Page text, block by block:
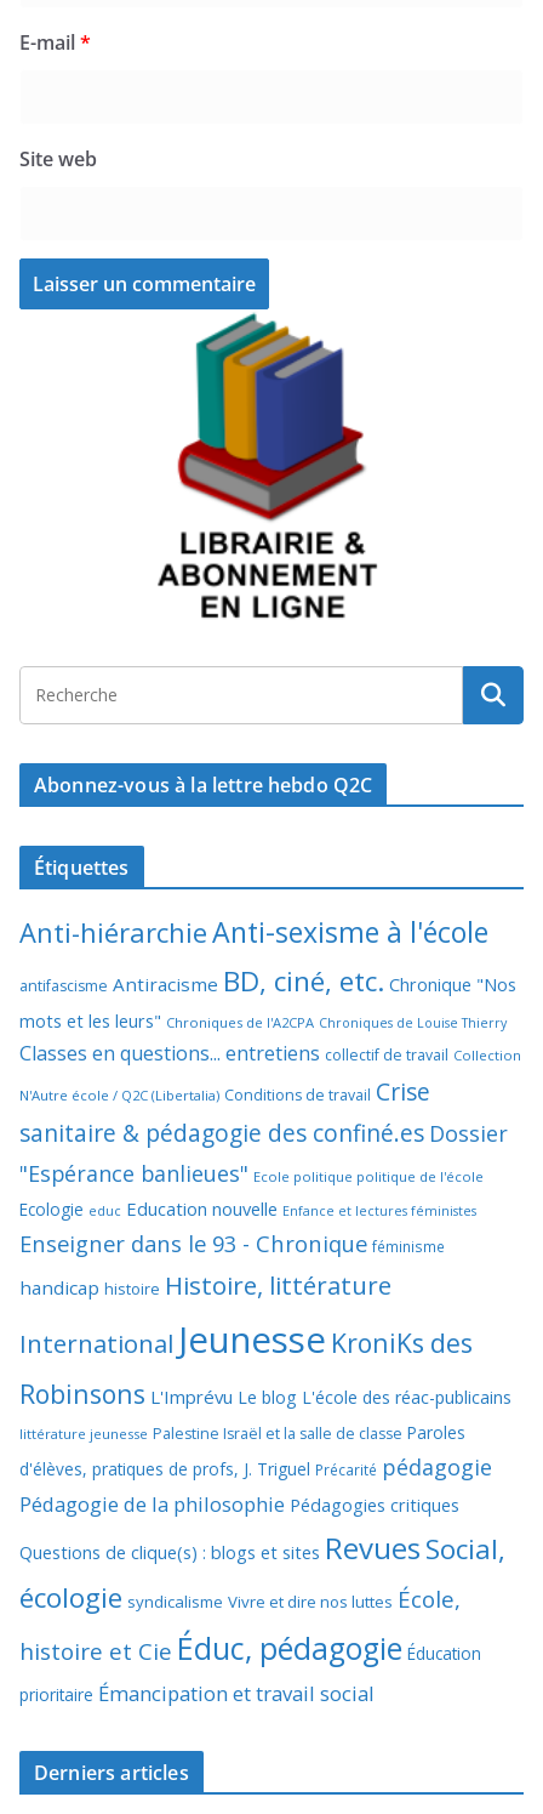
E-mail*
Site web
Abonnez-vous à la lettre hebdo Q2C
Étiquettes
Anti-hiérarchieAnti-sexisme à l'école
antifascisme Antiracisme BD, ciné, etc. Chronique "Nos
mots et les leurs" Chroniques de l'A2CPA Chroniques de Louise Thierry
Classes en questions... entretiens collectif de travail Collection
N'Autre école / Q2C (Libertalia) Conditions de travail Crise
sanitaire & pédagogie des confiné.es Dossier
"Espérance banlieues" Ecole politique politique de l'école
Ecologie educ Education nouvelle Enfance et lectures féministes
Enseigner dans le 93 - Chronique féminisme
handicap histoire Histoire, littérature
International Jeunesse KroniKs des
Robinsons L'Imprévu Le blog L'école des réac-publicains
littérature jeunesse Palestine Israël et la salle de classe Paroles
d'élèves, pratiques de profs, J. Triguel Précarité pédagogie
Pédagogie de la philosophie Pédagogies critiques
Questions de clique(s) : blogs et sites RevuesSocial,
écologie syndicalisme Vivre et dire nos luttes École,
histoire et Cie Éduc, pédagogie Éducation
prioritaire Émancipation et travail social
Derniers articles